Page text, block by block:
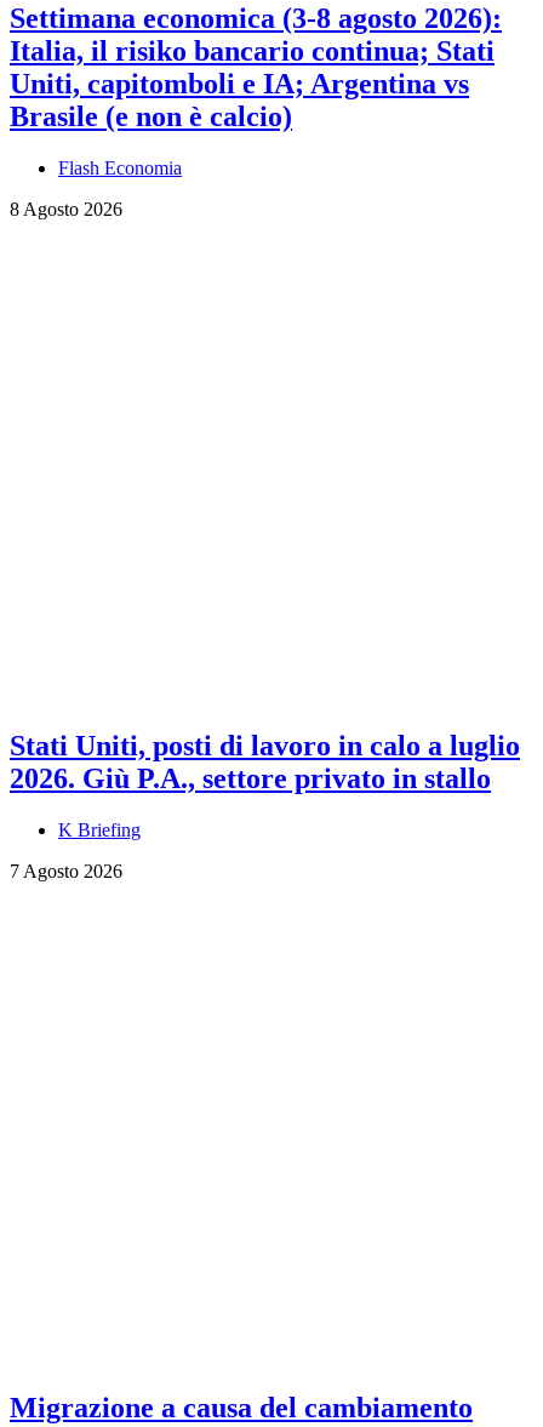
Settimana economica (3-8 agosto 2026):
Italia, il risiko bancario continua; Stati
Uniti, capitomboli e IA; Argentina vs
Brasile (e non è calcio)
Flash Economia
8 Agosto 2026
Stati Uniti, posti di lavoro in calo a luglio
2026. Giù P.A., settore privato in stallo
K Briefing
7 Agosto 2026
Migrazione a causa del cambiamento